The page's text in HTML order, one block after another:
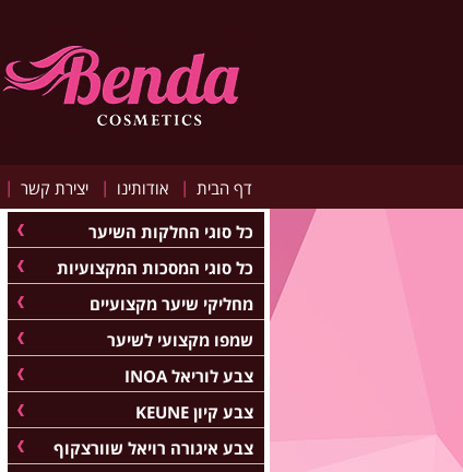
דף הבית | אודותינו | יצירת קשר |
כל סוגי החלקות השיער
כל סוגי המסכות המקצועיות
מחליקי שיער מקצועיים
שמפו מקצועי לשיער
צבע לוריאל INOA
צבע קיון KEUNE
צבע איגורה רויאל שוורצקוף